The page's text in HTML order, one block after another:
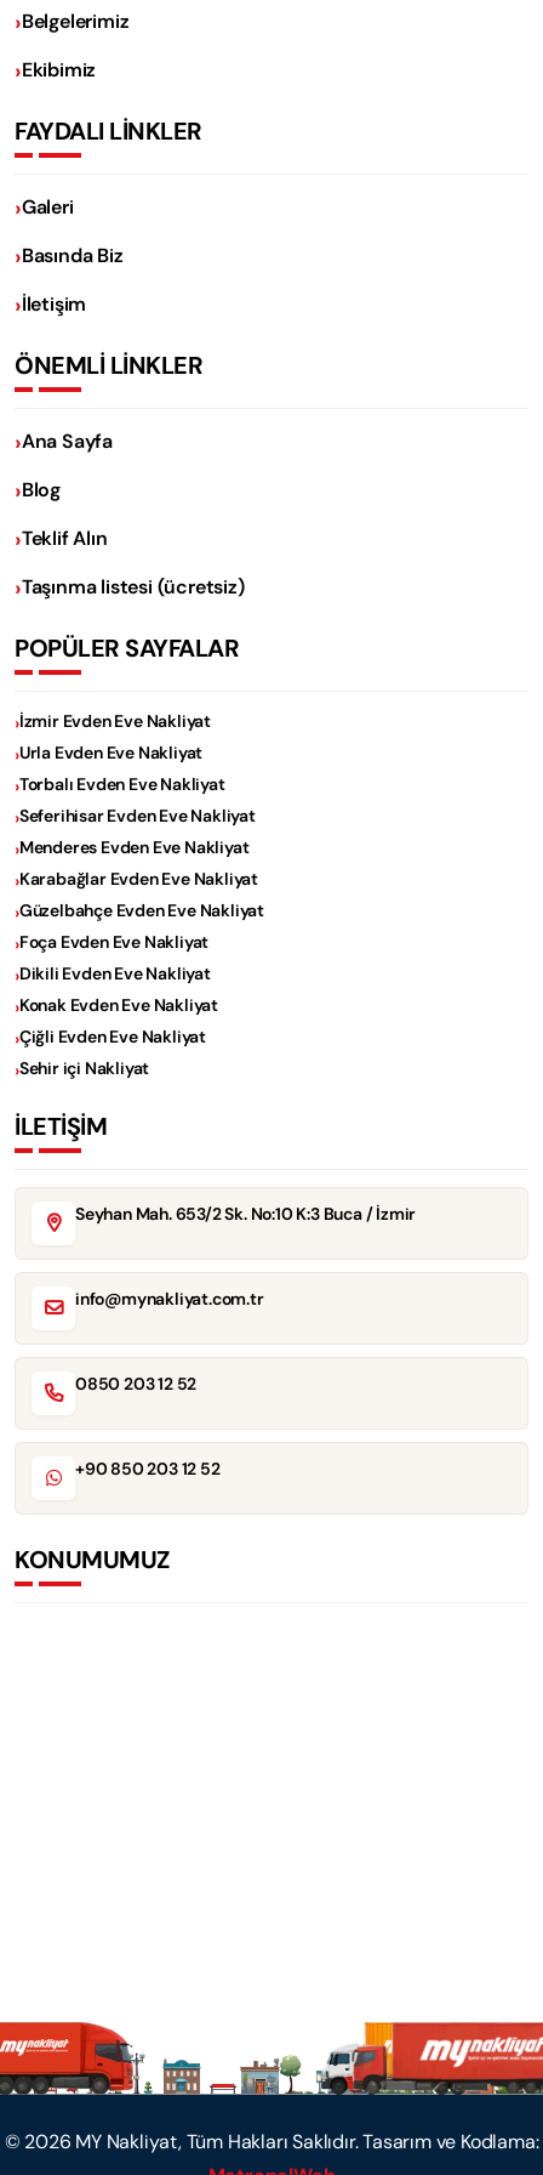
Belgelerimiz
Ekibimiz
FAYDALI LİNKLER
Galeri
Basında Biz
İletişim
ÖNEMLİ LİNKLER
Ana Sayfa
Blog
Teklif Alın
Taşınma listesi (ücretsiz)
POPÜLER SAYFALAR
İzmir Evden Eve Nakliyat
Urla Evden Eve Nakliyat
Torbalı Evden Eve Nakliyat
Seferihisar Evden Eve Nakliyat
Menderes Evden Eve Nakliyat
Karabağlar Evden Eve Nakliyat
Güzelbahçe Evden Eve Nakliyat
Foça Evden Eve Nakliyat
Dikili Evden Eve Nakliyat
Konak Evden Eve Nakliyat
Çiğli Evden Eve Nakliyat
Sehir içi Nakliyat
İLETİŞİM
Seyhan Mah. 653/2 Sk. No:10 K:3 Buca / İzmir
info@mynakliyat.com.tr
0850 203 12 52
+90 850 203 12 52
KONUMUMUZ
© 2026 MY Nakliyat, Tüm Hakları Saklıdır. Tasarım ve Kodlama: